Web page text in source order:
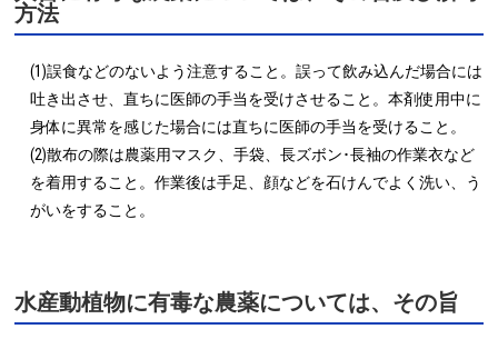
方法
(1)誤食などのないよう注意すること。誤って飲み込んだ場合には
吐き出させ、直ちに医師の手当を受けさせること。本剤使用中に
身体に異常を感じた場合には直ちに医師の手当を受けること。
(2)散布の際は農薬用マスク、手袋、長ズボン･長袖の作業衣など
を着用すること。作業後は手足、顔などを石けんでよく洗い、う
がいをすること。
水産動植物に有毒な農薬については、その旨